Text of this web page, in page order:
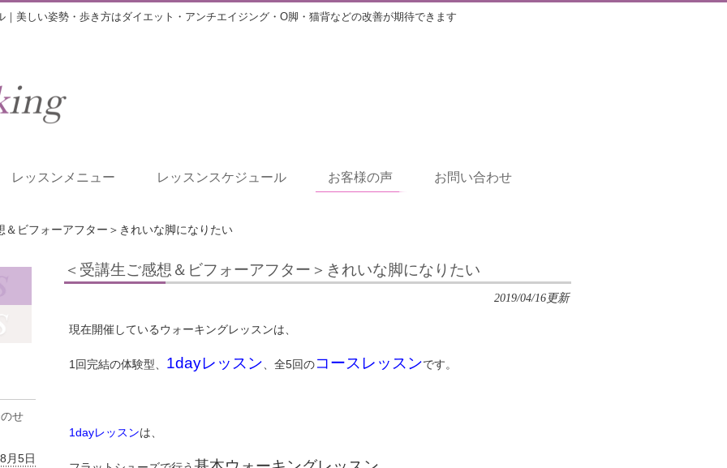
美しい姿勢・歩き方はダイエット・アンチエイジング・O脚・猫背などの改善が期待できます
レッスンメニュー レッスンスケジュール お客様の声 お問い合わせ
＆ビフォーアフター＞きれいな脚になりたい
＜受講生ご感想＆ビフォーアフター＞きれいな脚になりたい
2019/04/16更新
現在開催しているウォーキングレッスンは、
1回完結の体験型、 1dayレッスン 、全5回のコースレッスンです。
1dayレッスンは、
せ
月5日